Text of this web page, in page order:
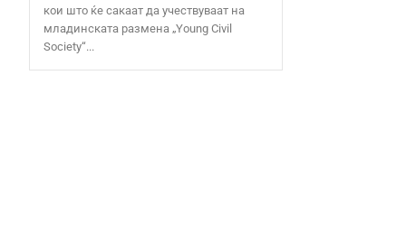
кои што ќе сакаат да учествуваат на
младинската размена „Young Civil
Society“...